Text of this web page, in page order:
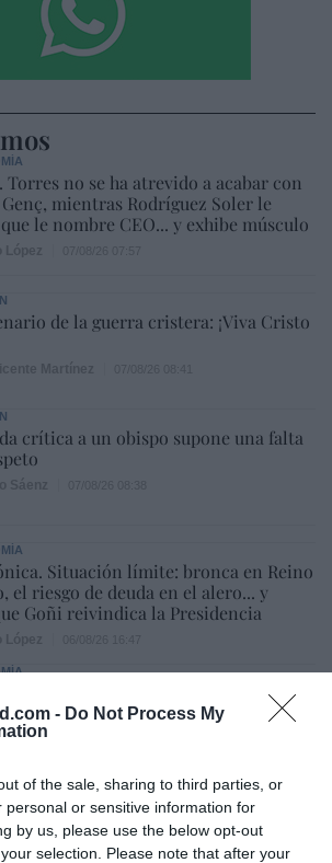
- Do Not Process My
of the sale, sharing to third parties, or
personal or sensitive information for
by us, please use the below opt-out
selection. Please note that after your
Torres no se ha atrevido a acabar con
mientras Rodríguez Soler le
le nombre CEO... y exhibe músculo
de la guerra cristera: ¡Viva Cristo
crítica a un obispo supone una falta
Situación límite: bronca en Reino
el riesgo de deuda en el alero... y
Goñi reivindica la Presidencia
y hará más recompras
Martín
baja en bolsa, pese a que vuelve a
previsiones, tras un trimestre récord